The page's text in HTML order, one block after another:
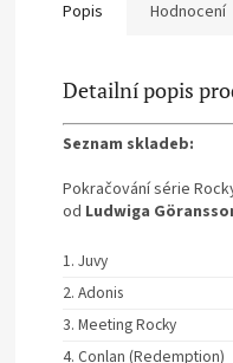
Popis Hodnocení
Detailní popis
Seznam skladeb:
Pokračování série
od Ludwiga
Juvy
Adonis
Meeting Rocky
Conlan (Redemption)